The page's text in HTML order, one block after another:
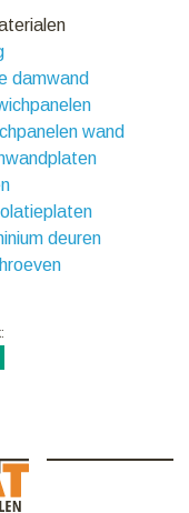
damwand
wand
deuren